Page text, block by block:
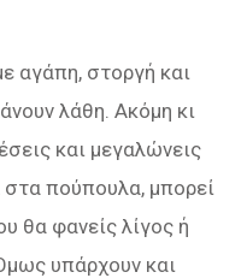
αγάπη, στοργή και
λάθη. Ακόμη κι
και μεγαλώνεις
στα πούπουλα, μπορεί
θα φανείς λίγος ή
υπάρχουν και